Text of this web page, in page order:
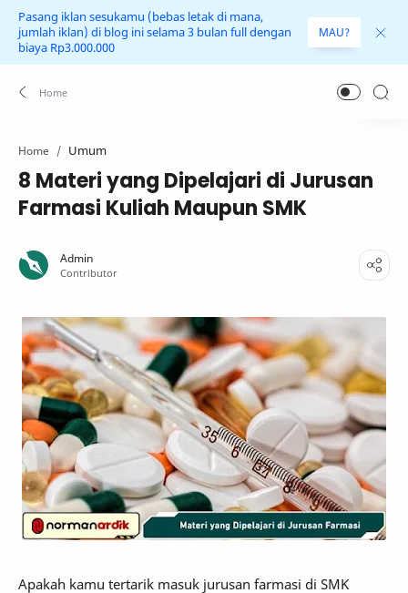
Pasang iklan sesukamu (bebas letak di mana,
jumlah iklan) di blog ini selama 3 bulan full dengan
biaya Rp3.000.000
MAU?
Home Umum
8 Materi yang Dipelajari di Jurusan
Farmasi Kuliah Maupun SMK
Apakah kamu tertarik masuk jurusan farmasi di SMK